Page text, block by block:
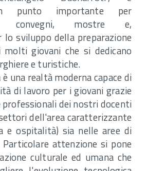
punto importante per
convegni, mostre e,
sviluppo della preparazione
molti giovani che si dedicano
e turistiche.
una realtà moderna capace di
di lavoro per i giovani grazie
dei nostri docenti
dell'area caratterizzante
e ospitalità) sia nelle aree di
Particolare attenzione si pone
culturale ed umana che